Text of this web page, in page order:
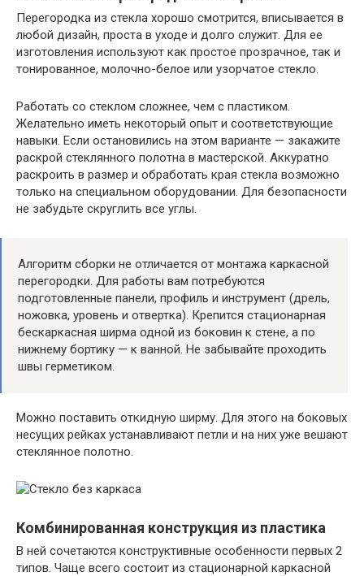
Перегородка из стекла хорошо смотрится, вписывается в
любой дизайн, проста в уходе и долго служит. Для ее
изготовления используют как простое прозрачное, так и
тонированное, молочно-белое или узорчатое стекло.
Работать со стеклом сложнее, чем с пластиком.
Желательно иметь некоторый опыт и соответствующие
навыки. Если остановились на этом варианте — закажите
раскрой стеклянного полотна в мастерской. Аккуратно
раскроить в размер и обработать края стекла возможно
только на специальном оборудовании. Для безопасности
не забудьте скруглить все углы.
Алгоритм сборки не отличается от монтажа каркасной
перегородки. Для работы вам потребуются
подготовленные панели, профиль и инструмент (дрель,
ножовка, уровень и отвертка). Крепится стационарная
бескаркасная ширма одной из боковин к стене, а по
нижнему бортику — к ванной. Не забывайте проходить
швы герметиком.
Можно поставить откидную ширму. Для этого на боковых
несущих рейках устанавливают петли и на них уже вешают
стеклянное полотно.
Комбинированная конструкция из пластика
В ней сочетаются конструктивные особенности первых 2
типов. Чаще всего состоит из стационарной каркасной